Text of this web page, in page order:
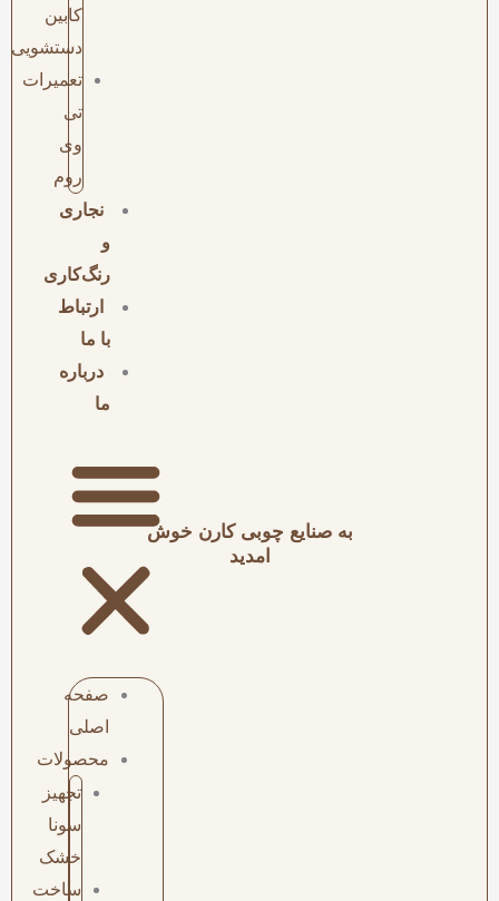
به صنایع چوبی کارن خوش
امدید
کابین
دستشویی
تعمیرات
روم
نجاری
رنگ‌کاری
ارتباط
با ما
درباره
صفحه
اصلی
محصولات
تجهیز
سونا
خشک
ساخت